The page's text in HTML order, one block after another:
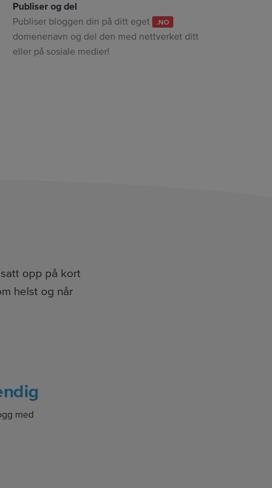
Publiser og del
Publiser bloggen din på ditt eget
.NO
domenenavn og del den med nettverket ditt
eller på sosiale medier!
opp på kort
helst og når
med